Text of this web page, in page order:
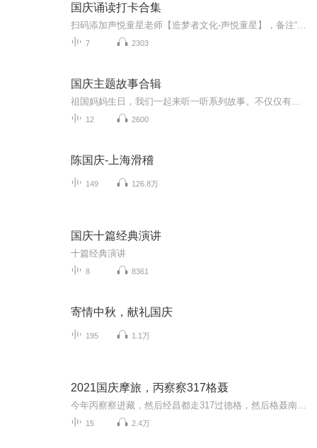
国庆诵读打卡合集
7 2303
国庆主题故事合辑
12 2600
陈国庆-上海滑稽
149 126.8万
国庆十篇经典演讲
十篇经典演讲
8 8361
寄情中秋，献礼国庆
195 1.1万
2021国庆摩旅，丙察察317格聂
15 2.4万